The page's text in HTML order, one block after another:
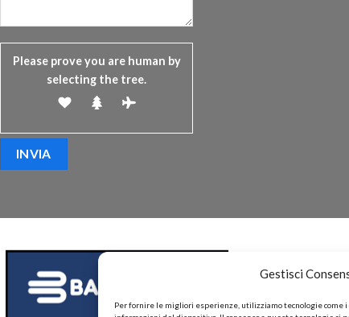
Gestisci
Per fornire le migliori esperienze, utilizziamo tecnologie come
Please prove you are human by
selecting the tree.